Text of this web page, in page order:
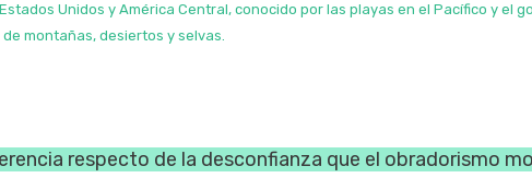
Unidos y América Central, conocido por las playas en el Pacífico y el
montañas, desiertos y selvas.
respecto de la desconfianza que el obradorismo